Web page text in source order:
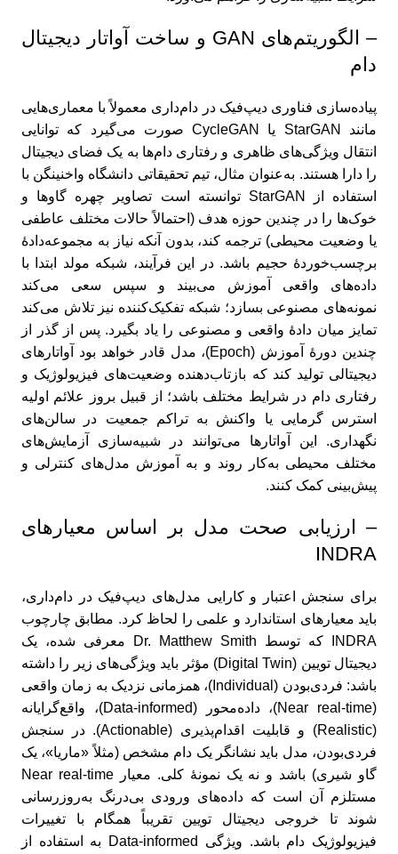
– الگوریتم‌های GAN و ساخت آواتار دیجیتال
دام
پیاده‌سازی فناوری دیپ‌فیک در دام‌داری معمولاً با معماری‌هایی
مانند StarGAN یا CycleGAN صورت می‌گیرد که توانایی
انتقال ویژگی‌های ظاهری و رفتاری دام‌ها به یک فضای دیجیتال
را دارا هستند. به‌عنوان مثال، تیم تحقیقاتی دانشگاه واخنینگن با
استفاده از StarGAN توانسته است تصاویر چهره گاوها و
خوک‌ها را در چندین حوزه هدف (احتمالاً حالات مختلف عاطفی
یا وضعیت محیطی) ترجمه کند، بدون آنکه نیاز به مجموعه‌داده‌ٔ
برچسب‌خوردهٔ حجیم باشد. در این فرآیند، شبکه مولد ابتدا با
داده‌های واقعی آموزش می‌بیند و سپس سعی می‌کند
نمونه‌های مصنوعی بسازد؛ شبکه تفکیک‌کننده نیز تلاش می‌کند
تمایز میان دادهٔ واقعی و مصنوعی را یاد بگیرد. پس از گذر از
چندین دورهٔ آموزش (Epoch)، مدل قادر خواهد بود آواتارهای
دیجیتالی تولید کند که بازتاب‌دهنده وضعیت‌های فیزیولوژیک و
رفتاری دام در شرایط مختلف باشد؛ از قبیل بروز علائم اولیه
استرس گرمایی یا واکنش به تراکم جمعیت در سالن‌های
نگهداری. این آواتارها می‌توانند در شبیه‌سازی آزمایش‌های
مختلف محیطی به‌کار روند و به آموزش مدل‌های کنترلی و
پیش‌بینی کمک کنند.
– ارزیابی صحت مدل بر اساس معیارهای
INDRA
برای سنجش اعتبار و کارایی مدل‌های دیپ‌فیک در دام‌داری،
باید معیارهای استاندارد و علمی را لحاظ کرد. مطابق چارچوب
INDRA که توسط Dr. Matthew Smith معرفی شده، یک
دیجیتال تویین (Digital Twin) مؤثر باید ویژگی‌های زیر را داشته
باشد: فردی‌بودن (Individual)، همزمانی نزدیک به زمان واقعی
(Near real‑time)، داده‌محور (Data‑informed)، واقع‌گرایانه
(Realistic) و قابلیت اقدام‌پذیری (Actionable). در سنجش
فردی‌بودن، مدل باید نشانگر یک دام مشخص (مثلاً «ماریا»، یک
گاو شیری) باشد و نه یک نمونهٔ کلی. معیار Near real‑time
مستلزم آن است که داده‌های ورودی بی‌درنگ به‌روزرسانی
شوند تا خروجی دیجیتال تویین تقریباً همگام با تغییرات
فیزیولوژیک دام باشد. ویژگی Data‑informed به استفاده از